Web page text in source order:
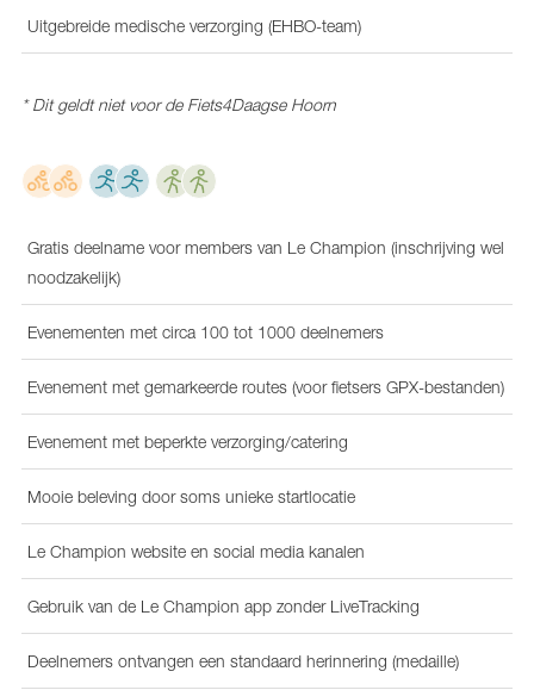
Uitgebreide medische verzorging (EHBO-team)
* Dit geldt niet voor de Fiets4Daagse Hoorn
Gratis deelname voor members van Le Champion (inschrijving wel
noodzakelijk)
Evenementen met circa 100 tot 1000 deelnemers
Evenement met gemarkeerde routes (voor fietsers GPX-bestanden)
Evenement met beperkte verzorging/catering
Mooie beleving door soms unieke startlocatie
Le Champion website en social media kanalen
Gebruik van de Le Champion app zonder LiveTracking
Deelnemers ontvangen een standaard herinnering (medaille)